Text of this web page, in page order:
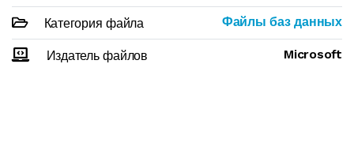
Категория файла Файлы баз данных
Издатель файлов Microsoft